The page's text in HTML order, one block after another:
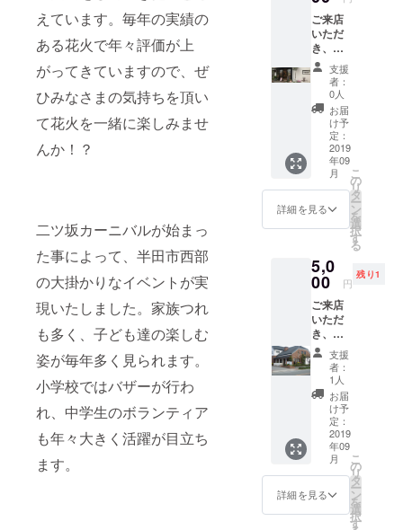
えています。毎年の実績の
ある花火で年々評価が上
がってきていますので、ぜ
ひみなさまの気持ちを頂い
て花火を一緒に楽しみませ
んか！？
二ツ坂カーニバルが始まっ
た事によって、半田市西部
の大掛かりなイベントが実
現いたしました。家族つれ
も多く、子ども達の楽しむ
姿が毎年多く見られます。
小学校ではバザーが行わ
れ、中学生のボランティア
も年々大きく活躍が目立ち
ます。
ジュー
スのカ
スタマ
イズを
楽しん
でくだ
さい。
ご来店
いただ
き、フ
ラワー
アレン
ジメン
トの作
り方を
定員さ
んが丁
寧に教
えま
す。
2000円
ほどの
オリジ
ラワー
アレン
ジメン
トの完
成です♪
支援
者：
0人
お届
け予
定：
2019
年09
月
詳細を見る
こ
の
リ
タ
ー
ン
を
選
択
す
る
5,0
00 円
残り1
ご来店
いただ
き、そ
の時に
ある食
材やパ
ティシ
エのお
ススメ
の食材
を使っ
た1000
円ほど
のパ
フェを
提供さ
支援
者：
1人
お届
け予
定：
2019
年09
月
詳細を見る
こ
の
リ
タ
ー
ン
を
選
択
す